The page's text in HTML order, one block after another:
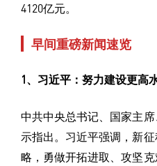
4120亿元。
早间重磅新闻速览
1、习近平：努力建设更高
中共中央总书记、国家主
示指出。习近平强调，新
略，勇做开拓进取、攻坚